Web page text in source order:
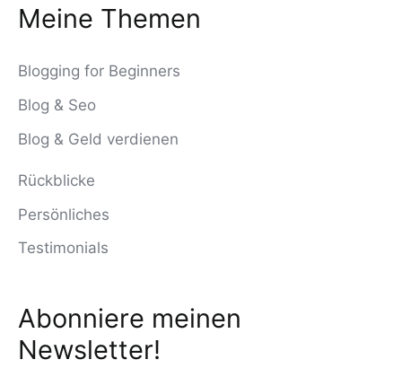
c
e
n
n
h
Meine Themen
Blogging for Beginners
Blog & Seo
Blog & Geld verdienen
Rückblicke
Persönliches
Testimonials
Abonniere meinen
Newsletter!